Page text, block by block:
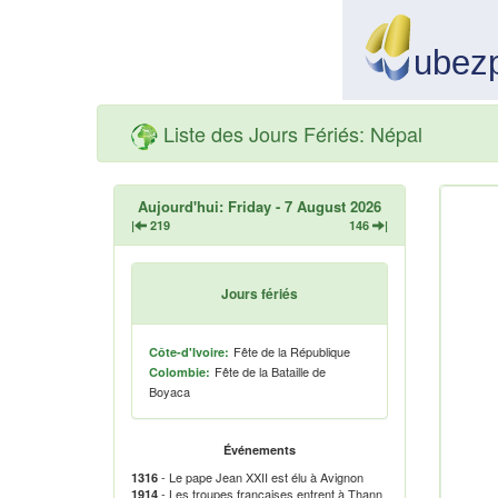
Liste des Jours Fériés: Népal
Aujourd'hui: Friday - 7 August 2026
| 219 146 |
Jours fériés
Côte-d'Ivoire: Fête de la République
Colombie: Fête de la Bataille de
Boyaca
Événements
1316 - Le pape Jean XXII est élu à Avignon
1914 - Les troupes françaises entrent à Thann